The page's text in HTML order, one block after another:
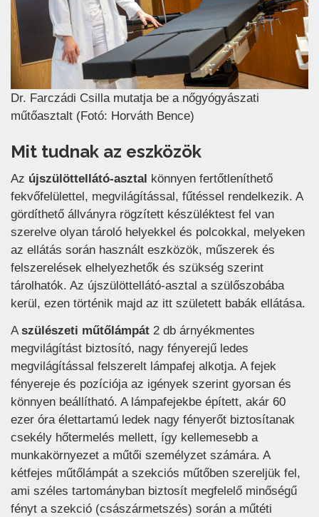
Dr. Farczádi Csilla mutatja be a nőgyógyászati
műtőasztalt (Fotó: Horváth Bence)
Mit tudnak az eszközök
Az újszülöttellátó-asztal könnyen fertőtleníthető
fekvőfelülettel, megvilágítással, fűtéssel rendelkezik. A
gördíthető állványra rögzített készüléktest fel van
szerelve olyan tároló helyekkel és polcokkal, melyeken
az ellátás során használt eszközök, műszerek és
felszerelések elhelyezhetők és szükség szerint
tárolhatók. Az újszülöttellátó-asztal a szülőszobába
kerül, ezen történik majd az itt született babák ellátása.
A szülészeti műtőlámpát 2 db árnyékmentes
megvilágítást biztosító, nagy fényerejű ledes
megvilágítással felszerelt lámpafej alkotja. A fejek
fényereje és pozíciója az igények szerint gyorsan és
könnyen beállítható. A lámpafejekbe épített, akár 60
ezer óra élettartamú ledek nagy fényerőt biztosítanak
csekély hőtermelés mellett, így kellemesebb a
munkakörnyezet a műtői személyzet számára. A
kétfejes műtőlámpát a szekciós műtőben szereljük fel,
ami széles tartományban biztosít megfelelő minőségű
fényt a szekció (császármetszés) során a műtéti